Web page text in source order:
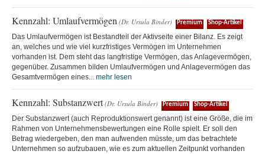
Kennzahl: Umlaufvermögen (Dr. Ursula Binder) Premium Shop-Artikel
Das Umlaufvermögen ist Bestandteil der Aktivseite einer Bilanz. Es zeigt
an, welches und wie viel kurzfristiges Vermögen im Unternehmen
vorhanden ist. Dem steht das langfristige Vermögen, das Anlagevermögen,
gegenüber. Zusammen bilden Umlaufvermögen und Anlagevermögen das
Gesamtvermögen eines... mehr lesen
Kennzahl: Substanzwert (Dr. Ursula Binder) Premium Shop-Artikel
Der Substanzwert (auch Reproduktionswert genannt) ist eine Größe, die im
Rahmen von Unternehmensbewertungen eine Rolle spielt. Er soll den
Betrag wiedergeben, den man aufwenden müsste, um das betrachtete
Unternehmen so aufzubauen, wie es zum aktuellen Zeitpunkt vorhanden